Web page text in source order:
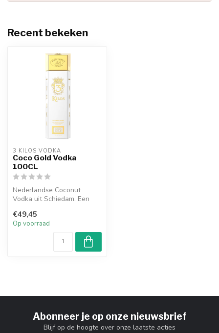
Recent bekeken
3 KILOS VODKA
Coco Gold Vodka
100CL
Nederlandse Coconut
Vodka uit Schiedam. Een
lekkere cock...
€49,45
Op voorraad
Abonneer je op onze nieuwsbrief
Blijf op de hoogte over onze laatste acties